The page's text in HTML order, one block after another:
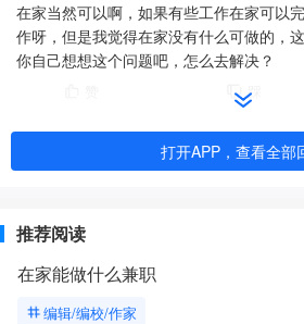
在家当然可以啊，如果有些工作在家可以
作呀，但是我觉得在家没有什么可做的，
你自己想想这个问题吧，怎么去解决？
踩
打开APP，查看全部
推荐阅读
在家能做什么兼职
编辑/编校/作家